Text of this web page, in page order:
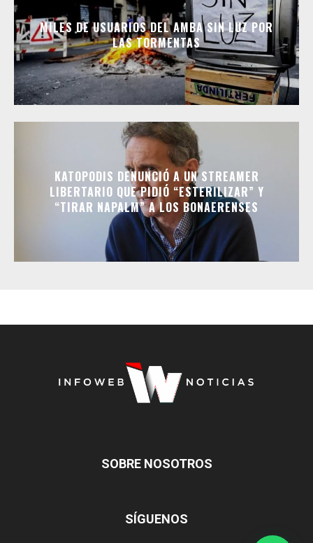
MILES DE USUARIOS DEL AMBA SIN LUZ POR
LAS TORMENTAS
KATOPODIS DENUNCIÓ A UN STREAMER
LIBERTARIO QUE PIDIÓ “ESTERILIZAR” Y
“TIRAR NAPALM” A LOS BONAERENSES
SOBRE NOSOTROS
SÍGUENOS